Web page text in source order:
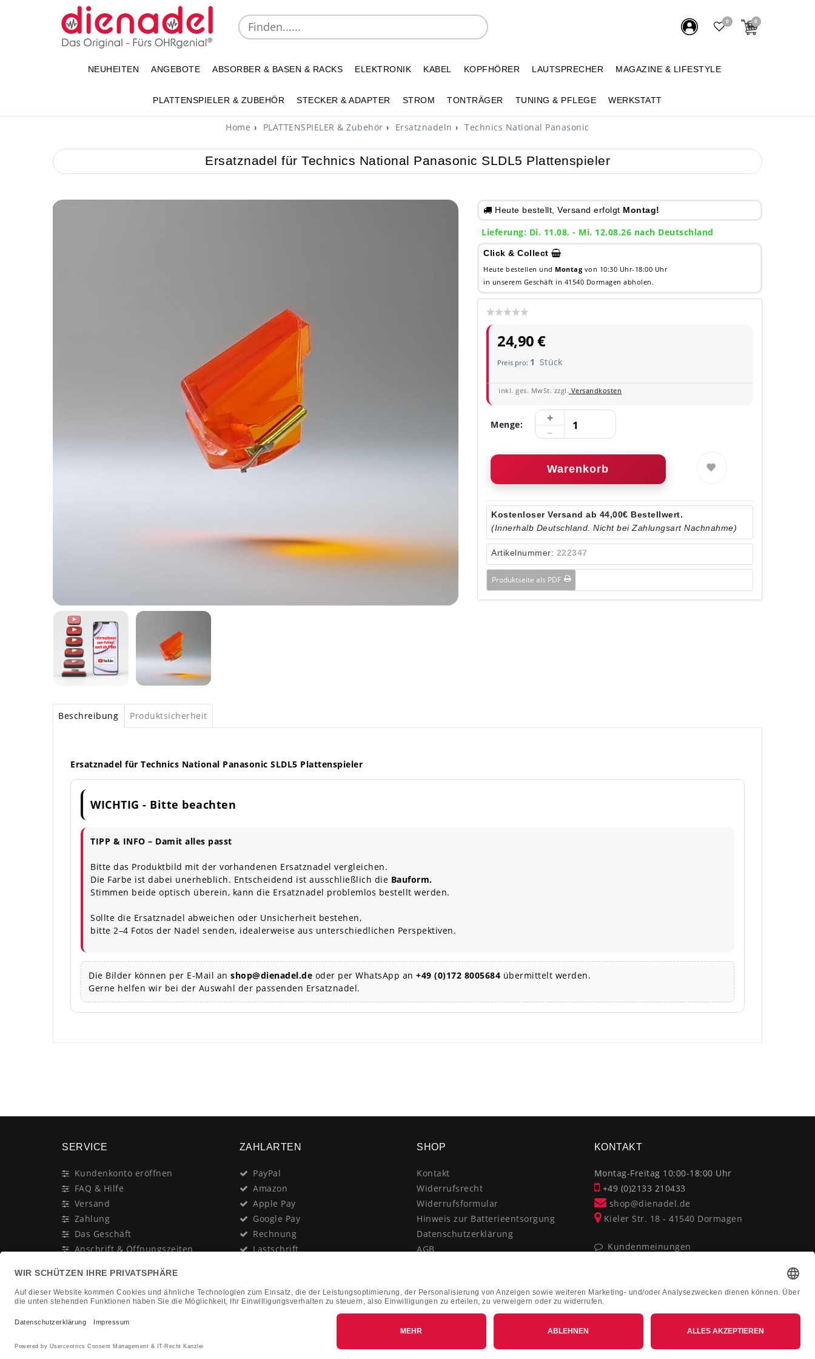
0 0
NEUHEITEN ANGEBOTE ABSORBER & BASEN & RACKS ELEKTRONIK KABEL KOPFHÖRER LAUTSPRECHER MAGAZINE & LIFESTYLE
PLATTENSPIELER & ZUBEHÖR STECKER & ADAPTER STROM TONTRÄGER TUNING & PFLEGE WERKSTATT
Home PLATTENSPIELER & Zubehör Ersatznadeln Technics National Panasonic
Ersatznadel für Technics National Panasonic SLDL5 Plattenspieler
Informationen zu YouTube Cookies finden Sie hier: Google Cookie-
unter https://policies.google.com/privacy
Heute bestellt, Versand erfolgt Montag!
Lieferung: Di. 11.08. - Mi. 12.08.26 nach Deutschland
Click & Collect
Heute bestellen und Montag von 10:30 Uhr-18:00 Uhr
in unserem Geschäft in 41540 Dormagen abholen.
24,90 €
Preis pro: 1 Stück
inkl. ges. MwSt. zzgl. Versandkosten
Menge:
Warenkorb
Kostenloser Versand ab 44,00€ Bestellwert.
(Innerhalb Deutschland. Nicht bei Zahlungsart Nachnahme)
Artikelnummer: 222347
Produktseite als PDF
Beschreibung Produktsicherheit
Ersatznadel für Technics National Panasonic SLDL5 Plattenspieler
WICHTIG - Bitte beachten
TIPP & INFO – Damit alles passt
Bitte das Produktbild mit der vorhandenen Ersatznadel vergleichen.
Die Farbe ist dabei unerheblich. Entscheidend ist ausschließlich die Bauform.
Stimmen beide optisch überein, kann die Ersatznadel problemlos bestellt werden.
Sollte die Ersatznadel abweichen oder Unsicherheit bestehen,
bitte 2–4 Fotos der Nadel senden, idealerweise aus unterschiedlichen Perspektiven.
Die Bilder können per E-Mail an shop@dienadel.de oder per WhatsApp an +49 (0)172 8005684 übermittelt werden.
Gerne helfen wir bei der Auswahl der passenden Ersatznadel.
SERVICE
Kundenkonto eröffnen
FAQ & Hilfe
Versand
Zahlung
Das Geschäft
Anschrift & Öffnungszeiten
Newsletter
In Gedenken an:
Jürgen Duhn
ZAHLARTEN
PayPal
Amazon
Apple Pay
Google Pay
Rechnung
Lastschrift
Nachnahme
SHOP
Kontakt
Widerrufsrecht
Widerrufsformular
Hinweis zur Batterieentsorgung
Datenschutzerklärung
AGB
Vertrag widerrufen
KONTAKT
Montag-Freitag 10:00-18:00 Uhr
+49 (0)2133 210433
shop@dienadel.de
Kieler Str. 18 - 41540 Dormagen
Kundenmeinungen